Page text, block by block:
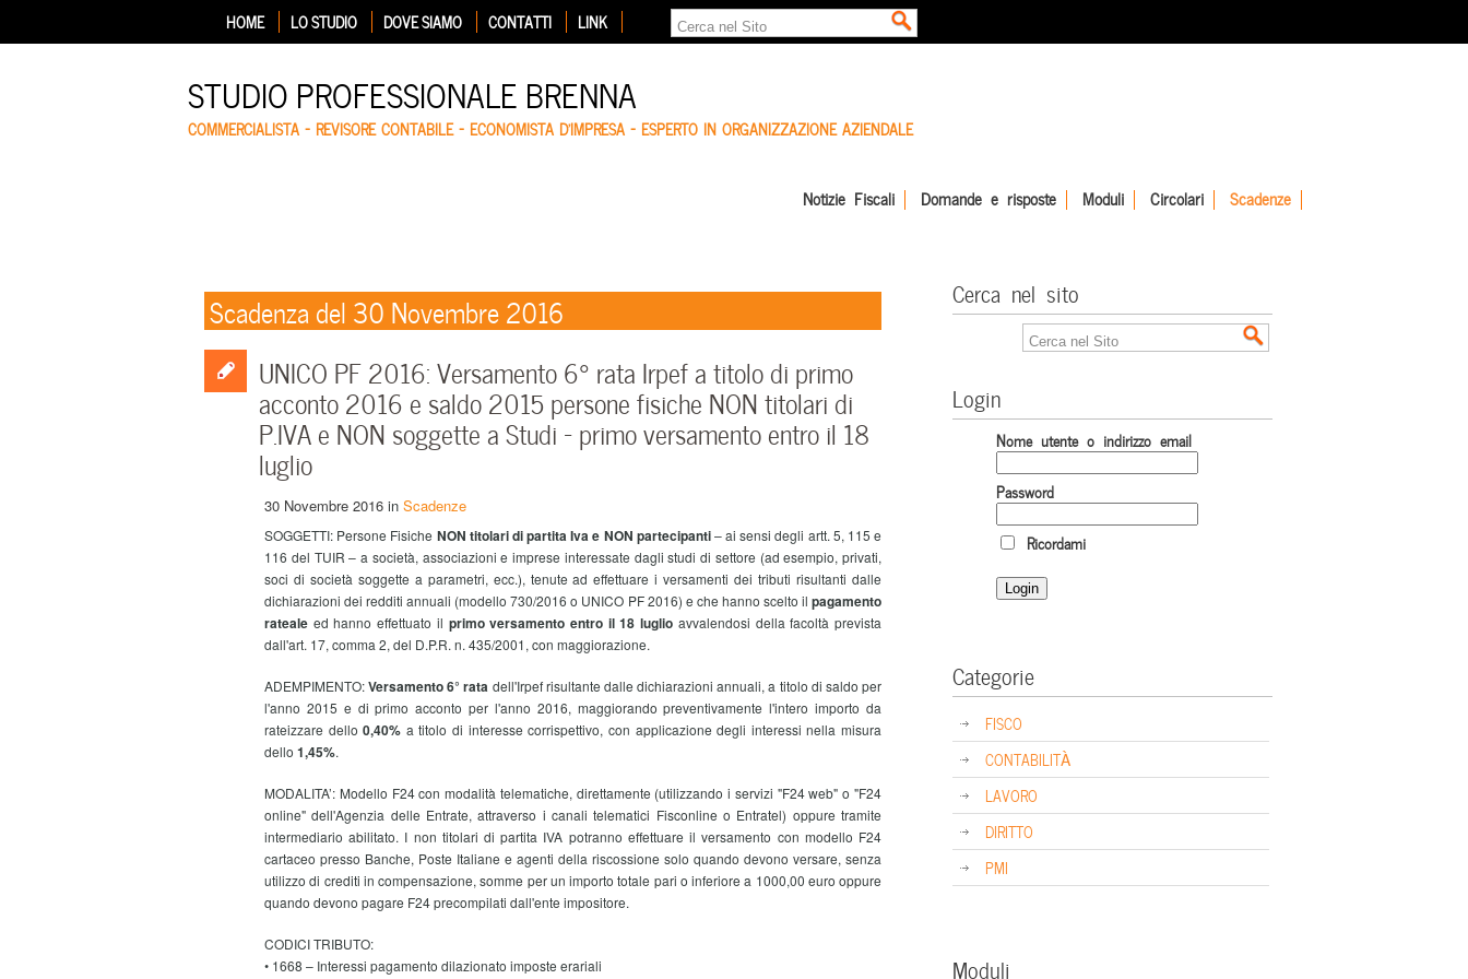
HOME LO STUDIO DOVE SIAMO CONTATTI LINK
STUDIO PROFESSIONALE BRENNA
COMMERCIALISTA – REVISORE CONTABILE – ECONOMISTA D'IMPRESA – ESPERTO IN ORGANIZZAZIONE AZIENDALE
Notizie Fiscali Domande e risposte Moduli Circolari Scadenze
Scadenza del 30 Novembre 2016
UNICO PF 2016: Versamento 6° rata Irpef a titolo di primo
acconto 2016 e saldo 2015 persone fisiche NON titolari di
P.IVA e NON soggette a Studi – primo versamento entro il 18
luglio
30 Novembre 2016 in Scadenze
SOGGETTI: Persone Fisiche NON titolari di partita Iva e NON partecipanti– ai sensi degli artt. 5, 115 e
116 del TUIR – a società, associazioni e imprese interessate dagli studi di settore (ad esempio, privati,
soci di società soggette a parametri, ecc.), tenute ad effettuare i versamenti dei tributi risultanti dalle
dichiarazioni dei redditi annuali (modello 730/2016 o UNICO PF 2016) e che hanno scelto il pagamento
rateale ed hanno effettuato il primo versamento entro il 18 luglio avvalendosi della facoltà prevista
dall'art. 17, comma 2, del D.P.R. n. 435/2001, con maggiorazione.
ADEMPIMENTO:Versamento 6° rata dell'Irpef risultante dalle dichiarazioni annuali, a titolo di saldo per
l'anno 2015 e di primo acconto per l'anno 2016, maggiorando preventivamente l'intero importo da
rateizzare dello0,40% a titolo di interesse corrispettivo, con applicazione degli interessi nella misura
dello 1,45%.
MODALITA’: Modello F24 con modalità telematiche, direttamente (utilizzando i servizi "F24 web" o "F24
online" dell'Agenzia delle Entrate, attraverso i canali telematici Fisconline o Entratel) oppure tramite
intermediario abilitato. I non titolari di partita IVA potranno effettuare il versamento con modello F24
cartaceo presso Banche, Poste Italiane e agenti della riscossione solo quando devono versare, senza
utilizzo di crediti in compensazione, somme per un importo totale pari o inferiore a 1000,00 euro oppure
quando devono pagare F24 precompilati dall'ente impositore.
CODICI TRIBUTO:
• 1668 – Interessi pagamento dilazionato imposte erariali
Cerca nel sito
Login
Nome utente o indirizzo email
Password
Ricordami
Categorie
FISCO
CONTABILITÀ
LAVORO
DIRITTO
PMI
Moduli